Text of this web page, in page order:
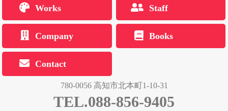
Works Staff
Company Books
Contact
780-0056 高知市北本町1-10-31
TEL.088-856-9405